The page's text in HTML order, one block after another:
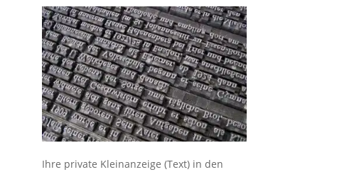
Ihre private Kleinanzeige (Text) in den